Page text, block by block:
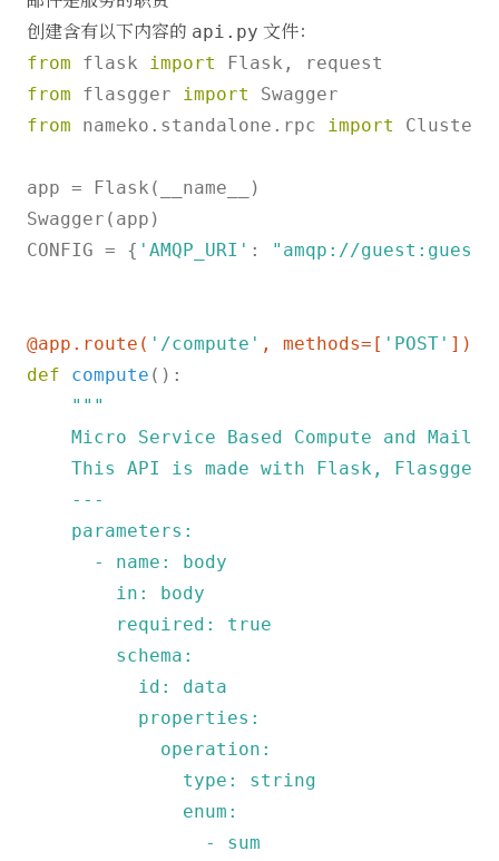
创建含有以下内容的 api.py 文件：
from flask import
from flasgger import
from nameko.standalone.rpc import
app = Flask(__name__)
Swagger(app)
CONFIG = { 'AMQP_URI' : "amqp://
@app.route( '/compute' , methods=[ 'POST' ] )
def
compute ():
"""
Micro Service Based Compute and Mail
This API is made with Flask, Flasgger
    ---
    parameters:
      - name: body
        in: body
        required: true
        schema:
          id: data
          properties:
            operation:
              type: string
              enum:
                - sum